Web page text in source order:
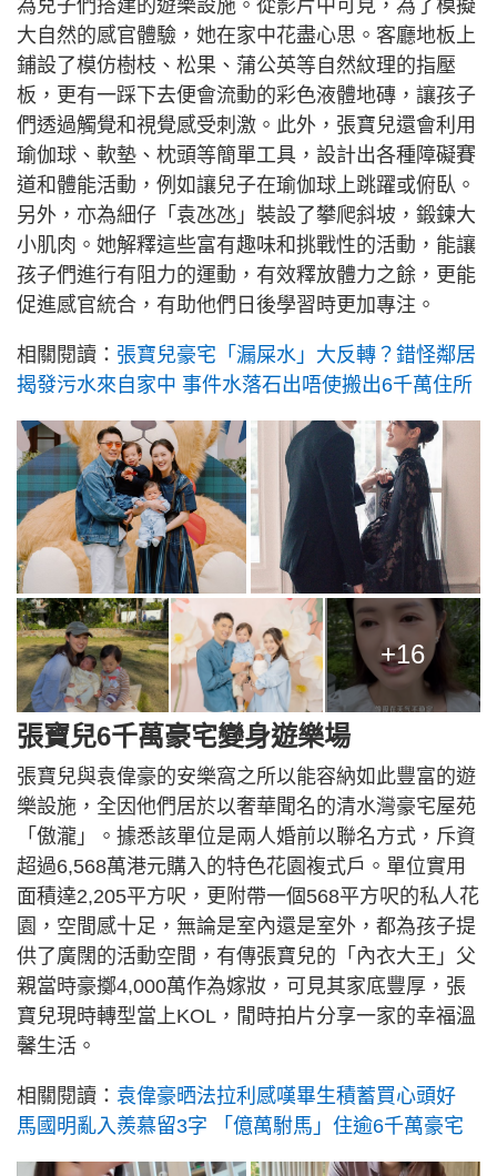
為兒子們搭建的遊樂設施。從影片中可見，為了模擬
大自然的感官體驗，她在家中花盡心思。客廳地板上
鋪設了模仿樹枝、松果、蒲公英等自然紋理的指壓
板，更有一踩下去便會流動的彩色液體地磚，讓孩子
們透過觸覺和視覺感受刺激。此外，張寶兒還會利用
瑜伽球、軟墊、枕頭等簡單工具，設計出各種障礙賽
道和體能活動，例如讓兒子在瑜伽球上跳躍或俯臥。
另外，亦為細仔「袁氹氹」裝設了攀爬斜坡，鍛鍊大
小肌肉。她解釋這些富有趣味和挑戰性的活動，能讓
孩子們進行有阻力的運動，有效釋放體力之餘，更能
促進感官統合，有助他們日後學習時更加專注。
相關閱讀： 張寶兒豪宅「漏屎水」大反轉？錯怪鄰居
揭發污水來自家中 事件水落石出唔使搬出6千萬住所
+16
張寶兒6千萬豪宅變身遊樂場
張寶兒與袁偉豪的安樂窩之所以能容納如此豐富的遊
樂設施，全因他們居於以奢華聞名的清水灣豪宅屋苑
「傲瀧」。據悉該單位是兩人婚前以聯名方式，斥資
超過6,568萬港元購入的特色花園複式戶。單位實用
面積達2,205平方呎，更附帶一個568平方呎的私人花
園，空間感十足，無論是室內還是室外，都為孩子提
供了廣闊的活動空間，有傳張寶兒的「內衣大王」父
親當時豪擲4,000萬作為嫁妝，可見其家底豐厚，張
寶兒現時轉型當上KOL，閒時拍片分享一家的幸福溫
馨生活。
相關閱讀： 袁偉豪晒法拉利感嘆畢生積蓄買心頭好
馬國明亂入羨慕留3字 「億萬駙馬」住逾6千萬豪宅